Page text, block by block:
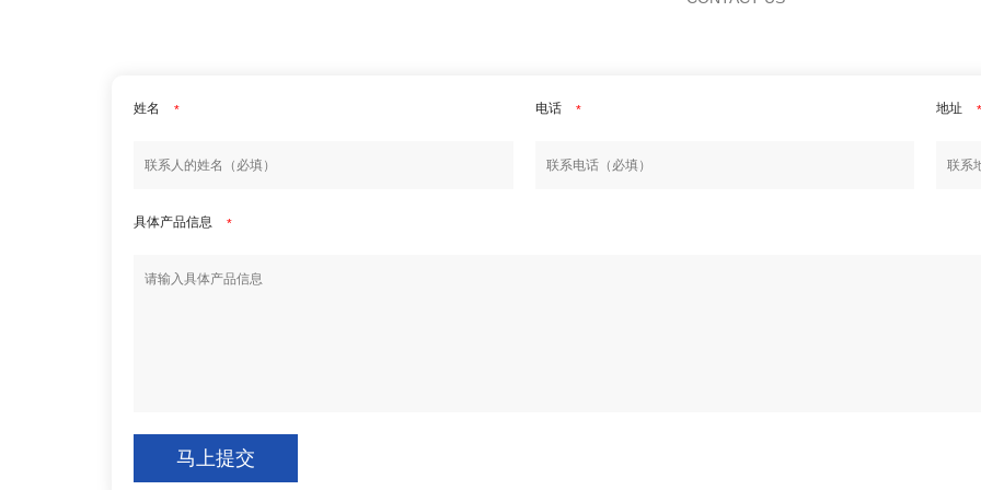
姓名 * 电话 * 地址
具体产品信息 *
马上提交